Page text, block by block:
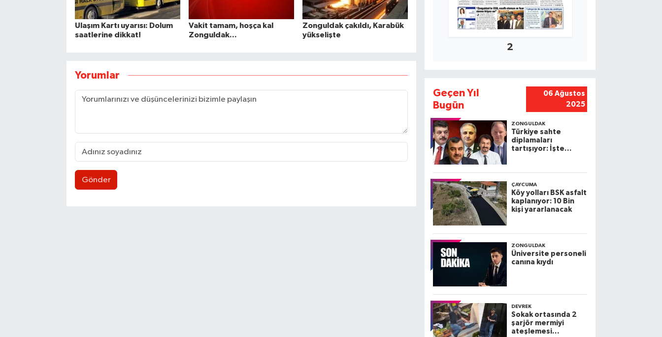
Ulaşım Kartı uyarısı: Dolum
saatlerine dikkat!
Vakit tamam, hoşça kal
Zonguldak...
Zonguldak çakıldı, Karabük
yükselişte
Yorumlar
Gönder
2
Geçen Yıl
Bugün
06 Ağustos
2025
ZONGULDAK
Türkiye sahte
diplamaları
tartışıyor: İşte
diplomaları
ÇAYCUMA
Köy yolları BSK asfalt
kaplanıyor: 10 Bin
kişi yararlanacak
ZONGULDAK
Üniversite personeli
canına kıydı
DEVREK
Sokak ortasında 2
şarjör mermiyi
ateşlemesi